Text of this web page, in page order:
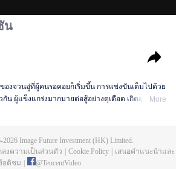
น
ของจวนอู่ที่ผู้คนรอคอยก็เริ่มขึ้น การแข่งขันเต็มไปด้วย
น ผู้แข็งแกร่งมากมายต่อสู้อย่างดุเดือด เกิดอุบัติเหตุ
านี้ได้อย่างไร
More
2026Image Future Investment (HK) Limited.
งความเป็นส่วนตัว Cookie Policy
เสนอคำแนะนำและ
อติชม
@TencentVideo